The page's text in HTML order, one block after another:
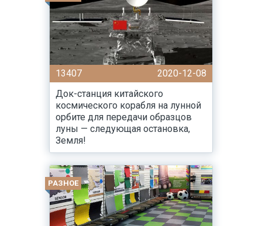
13407
2020-12-08
Док-станция китайского
космического корабля на лунной
орбите для передачи образцов
луны — следующая остановка,
Земля!
РАЗНОЕ